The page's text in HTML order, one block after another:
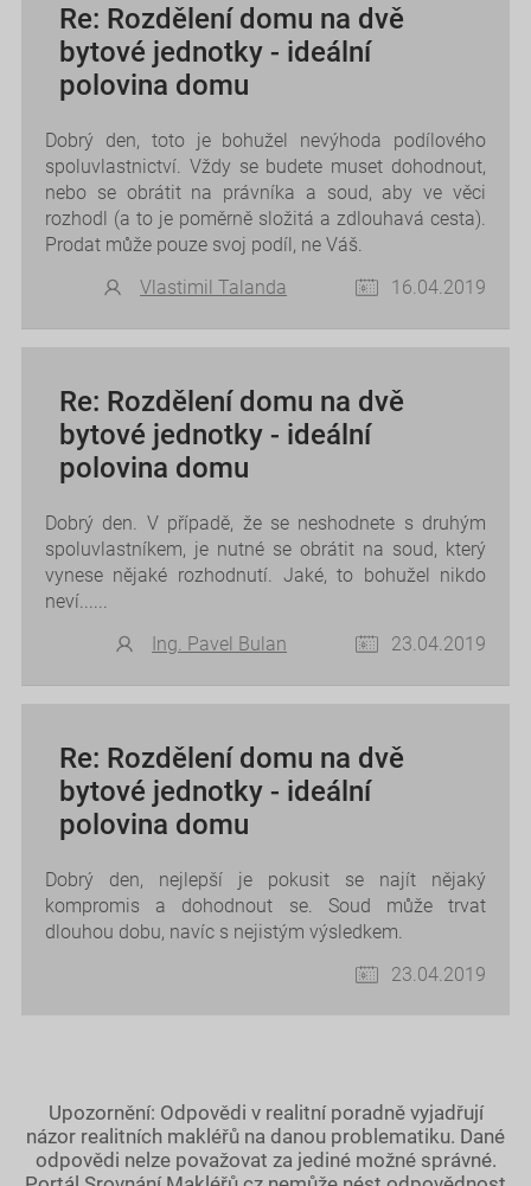
Re: Rozdělení domu na dvě
bytové jednotky - ideální
polovina domu
Dobrý den, toto je bohužel nevýhoda podílového
spoluvlastnictví. Vždy se budete muset dohodnout,
nebo se obrátit na právníka a soud, aby ve věci
rozhodl (a to je poměrně složitá a zdlouhavá cesta).
Prodat může pouze svoj podíl, ne Váš.
Vlastimil Talanda
16.04.2019
Re: Rozdělení domu na dvě
bytové jednotky - ideální
polovina domu
Dobrý den. V případě, že se neshodnete s druhým
spoluvlastníkem, je nutné se obrátit na soud, který
vynese nějaké rozhodnutí. Jaké, to bohužel nikdo
neví......
Ing. Pavel Bulan
23.04.2019
Re: Rozdělení domu na dvě
bytové jednotky - ideální
polovina domu
Dobrý den, nejlepší je pokusit se najít nějaký
kompromis a dohodnout se. Soud může trvat
dlouhou dobu, navíc s nejistým výsledkem.
23.04.2019
Upozornění: Odpovědi v realitní poradně vyjadřují
názor realitních makléřů na danou problematiku. Dané
odpovědi nelze považovat za jediné možné správné.